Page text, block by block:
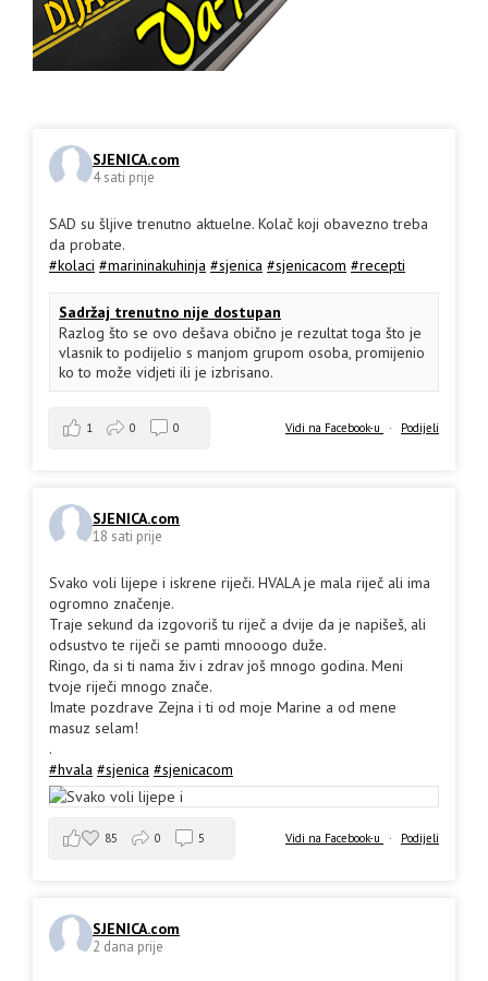
SJENICA.com
4 sati prije
SAD su šljive trenutno aktuelne. Kolač koji obavezno treba
da probate.
#kolaci #marininakuhinja #sjenica #sjenicacom #recepti
Sadržaj trenutno nije dostupan
Razlog što se ovo dešava obično je rezultat toga što je
vlasnik to podijelio s manjom grupom osoba, promijenio
ko to može vidjeti ili je izbrisano.
Vidi na Facebook-u · Podijeli
1 0 0
SJENICA.com
18 sati prije
Svako voli lijepe i iskrene riječi. HVALA je mala riječ ali ima
ogromno značenje.
Traje sekund da izgovoriš tu riječ a dvije da je napišeš, ali
odsustvo te riječi se pamti mnooogo duže.
Ringo, da si ti nama živ i zdrav još mnogo godina. Meni
tvoje riječi mnogo znače.
Imate pozdrave Zejna i ti od moje Marine a od mene
masuz selam!
.
#hvala #sjenica #sjenicacom
Vidi na Facebook-u · Podijeli
85 0 5
SJENICA.com
2 dana prije